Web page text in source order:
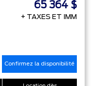
65 364 $
+ TAXES ET IMM
Confirmez la disponibilité